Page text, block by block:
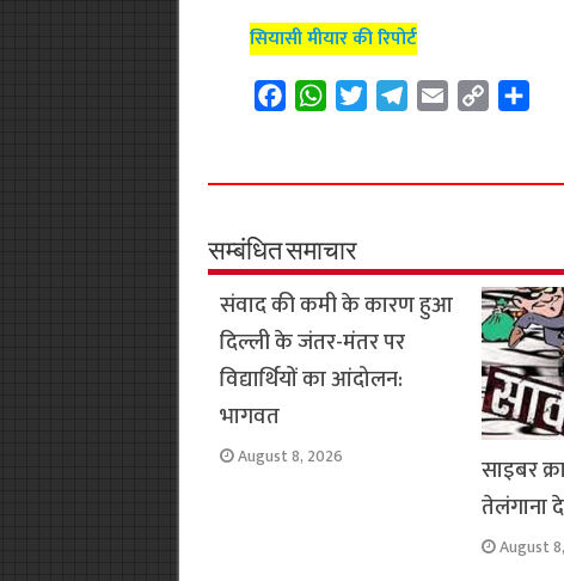
सियासी मीयार की रिपोर्ट
e
o
o
k
W
t
A
p
p
t
r
e
a
m
i
y
n
k
r
सम्बंधित समाचार
संवाद की कमी के कारण हुआ
दिल्ली के जंतर-मंतर पर
विद्यार्थियों का आंदोलन:
भागवत
August 8, 2026
साइबर
तेलंगाना
August